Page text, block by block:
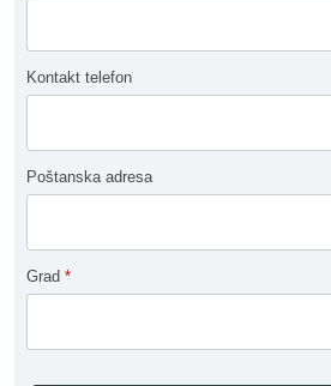
Kontakt telefon
Poštanska adresa
Grad *